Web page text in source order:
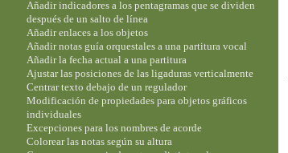
Añadir indicadores a los pentagramas que se dividen
después de un salto de línea
Añadir enlaces a los objetos
Añadir notas guía orquestales a una partitura vocal
Añadir la fecha actual a una partitura
Ajustar las posiciones de las ligaduras verticalmente
Centrar texto debajo de un regulador
Modificación de propiedades para objetos gráficos
individuales
Excepciones para los nombres de acorde
Colorear las notas según su altura